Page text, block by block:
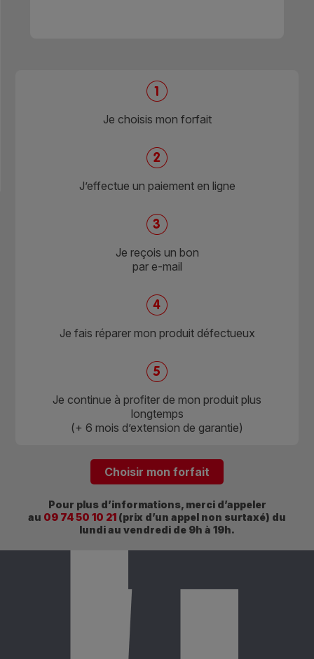
Je choisis mon forfait
J’effectue un paiement en ligne
Je reçois un bon
par e-mail
Je fais réparer mon produit défectueux
Je continue à profiter de mon produit plus
longtemps
(+ 6 mois d’extension de garantie)
Choisir mon forfait
Pour plus d’informations, merci d’appeler
au 09 74 50 10 21 (prix d’un appel non surtaxé) du
lundi au vendredi de 9h à 19h.